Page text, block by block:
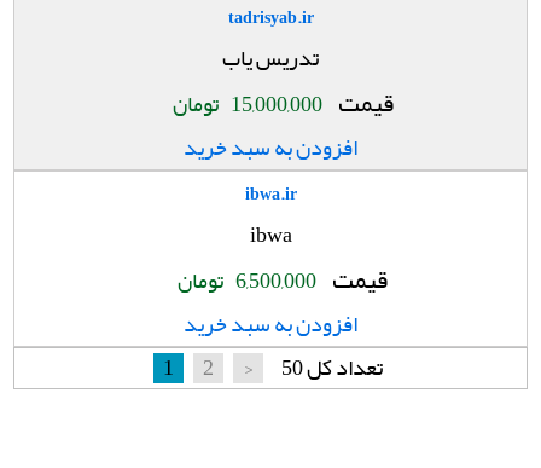
tadrisyab.ir
تدریس یاب
قیمت 15,000,000 تومان
افزودن به سبد خرید
ibwa.ir
ibwa
قیمت 6,500,000 تومان
افزودن به سبد خرید
1
2 > تعداد کل 50